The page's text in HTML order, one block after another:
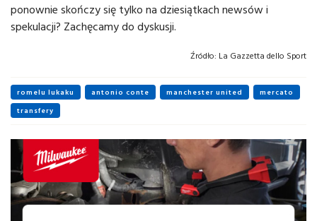
ponownie skończy się tylko na dziesiątkach newsów i
spekulacji? Zachęcamy do dyskusji.
Źródło: La Gazzetta dello Sport
romelu lukaku antonio conte manchester united
mercato
transfery